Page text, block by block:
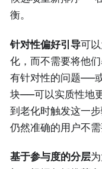
衡。
针对性偏好引导可
化，而不需要将他
有针对性的问题——
块——可以实质性地
到老化时触发这一
仍然准确的用户不
基于参与度的分层